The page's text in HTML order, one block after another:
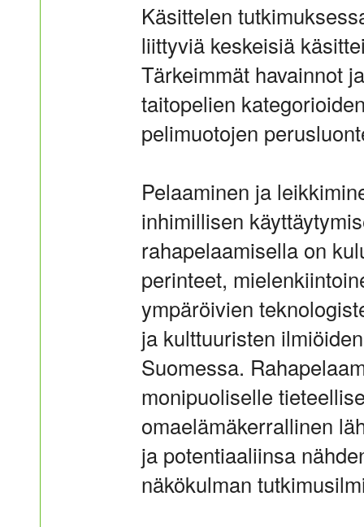
Käsittelen
liittyviä keskeisiä
Tärkeimmät havainnot
taitopelien
pelimuotojen
Pelaaminen ja
inhimillisen
rahapelaamisella on
perinteet,
ympäröivien
ja kulttuuristen
Suomessa.
monipuoliselle
omaelämäkerrallinen
ja potentiaaliinsa
näkökulman